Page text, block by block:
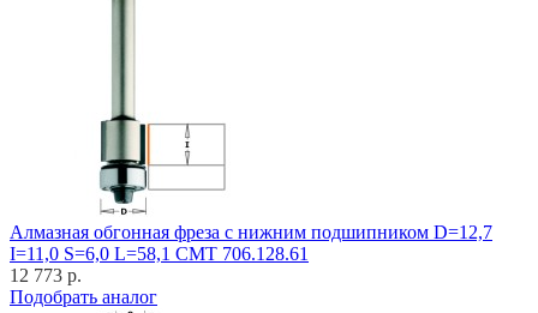
Алмазная обгонная фреза с нижним подшипником D=12,7
I=11,0 S=6,0 L=58,1 CMT 706.128.61
12 773 р.
Подобрать аналог